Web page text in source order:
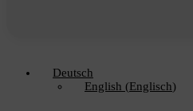
Deutsch
English (Englisch)